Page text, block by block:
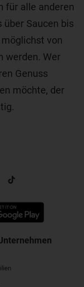
für alle anderen
über Saucen bis
von
werden. Wer
Genuss
möchte, der